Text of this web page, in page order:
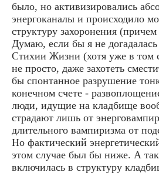
было, но активизировались
энергоканалы и происходило
структуру захоронения
Думаю, если бы я не догадалась
Стихии Жизни (хотя уже в том
не просто, даже захотеть
бы спонтанное разрушение
конечном счете -
люди, идущие на кладбище
страдают лишь от
длительного вампиризма от
Но фактический
этом случае был бы ниже. А
включилась в структуру